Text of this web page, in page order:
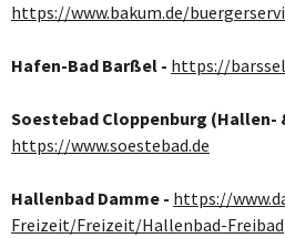
https://www.bakum.de/
Hafen-Bad Barßel - https://
Soestebad Cloppenburg (Hallen-
https://www.soestebad.de
Hallenbad Damme - https://
Freizeit/Freizeit/Hallenbad-Freibad